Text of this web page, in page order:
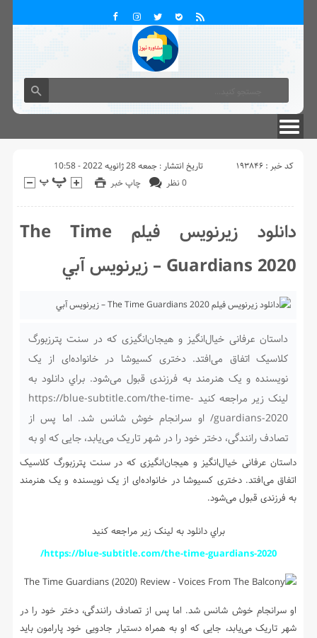
کد خبر : 193846
تاریخ انتشار : جمعه 28 ژانویه 2022 - 10:58
چاپ خبر
0 نظر
دانلود زیرنویس فیلم The Time
Guardians 2020 – زيرنويس آبي
داستان عرفانی خیال‌انگیز و هیجان‌انگیزی که در سنت پترزبورگ
کلاسیک اتفاق می‌افتد. دختری کسیوشا در خانواده‌ای از یک
نویسنده و یک هنرمند به فرزندی قبول می‌شود. براي دانلود به
لينک زير مراجعه کنيد https://blue-subtitle.com/the-time-
guardians-2020/ او سرانجام خوش شانس شد. اما پس از
تصادف رانندگی، دختر خود را در شهر تاریک می‌یابد، جایی که او به
داستان عرفانی خیال‌انگیز و هیجان‌انگیزی که در سنت پترزبورگ کلاسیک
اتفاق می‌افتد. دختری کسیوشا در خانواده‌ای از یک نویسنده و یک هنرمند
به فرزندی قبول می‌شود.
براي دانلود به لينک زير مراجعه کنيد
https://blue-subtitle.com/the-time-guardians-2020/
او سرانجام خوش شانس شد. اما پس از تصادف رانندگی، دختر خود را در
شهر تاریک می‌یابد، جایی که او به همراه دستیار جادویی خود پارامون باید